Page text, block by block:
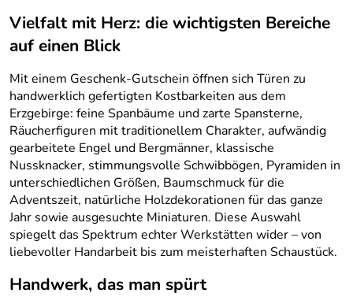
Vielfalt mit Herz: die wichtigsten Bereiche
auf einen Blick
Mit einem Geschenk-Gutschein öffnen sich Türen zu
handwerklich gefertigten Kostbarkeiten aus dem
Erzgebirge: feine Spanbäume und zarte Spansterne,
Räucherfiguren mit traditionellem Charakter, aufwändig
gearbeitete Engel und Bergmänner, klassische
Nussknacker, stimmungsvolle Schwibbögen, Pyramiden in
unterschiedlichen Größen, Baumschmuck für die
Adventszeit, natürliche Holzdekorationen für das ganze
Jahr sowie ausgesuchte Miniaturen. Diese Auswahl
spiegelt das Spektrum echter Werkstätten wider – von
liebevoller Handarbeit bis zum meisterhaften Schaustück.
Handwerk, das man spürt